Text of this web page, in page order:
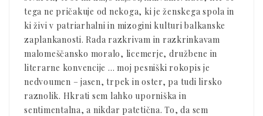
tega ne pričakuje od nekoga, ki je ženskega spola in
ki živi v patriarhalni in mizogini kulturi balkanske
zaplankanosti. Rada razkrivam in razkrinkavam
malomeščansko moralo, licemerje, družbene in
literarne konvencije … moj pesniški rokopis je
nedvoumen – jasen, trpek in oster, pa tudi lirsko
raznolik. Hkrati sem lahko uporniška in
sentimentalna, a nikdar patetična. To, da sem